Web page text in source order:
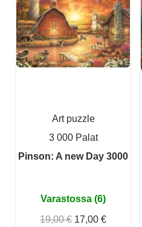
Art puzzle
3 000 Palat
Pinson: A new Day 3000
Varastossa (6)
19,00 € 17,00 €